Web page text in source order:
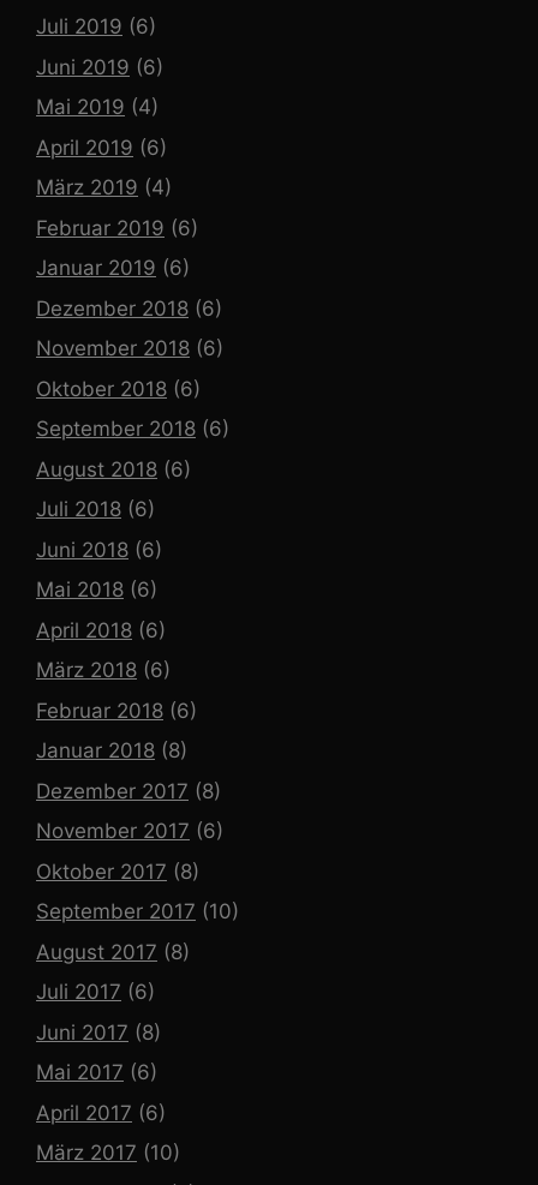
Juli 2019 (6)
Juni 2019 (6)
Mai 2019 (4)
April 2019 (6)
März 2019 (4)
Februar 2019 (6)
Januar 2019 (6)
Dezember 2018 (6)
November 2018 (6)
Oktober 2018 (6)
September 2018 (6)
August 2018 (6)
Juli 2018 (6)
Juni 2018 (6)
Mai 2018 (6)
April 2018 (6)
März 2018 (6)
Februar 2018 (6)
Januar 2018 (8)
Dezember 2017 (8)
November 2017 (6)
Oktober 2017 (8)
September 2017 (10)
August 2017 (8)
Juli 2017 (6)
Juni 2017 (8)
Mai 2017 (6)
April 2017 (6)
März 2017 (10)